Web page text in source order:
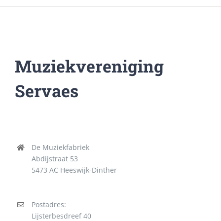
Muziekvereniging
Servaes
De Muziekfabriek
Abdijstraat 53
5473 AC Heeswijk-Dinther
Postadres:
Lijsterbesdreef 40